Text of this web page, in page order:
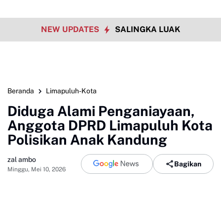
NEW UPDATES SALINGKA LUAK
Beranda Limapuluh-Kota
Diduga Alami Penganiayaan,
Anggota DPRD Limapuluh Kota
Polisikan Anak Kandung
zal ambo
Minggu, Mei 10, 2026
Bagikan